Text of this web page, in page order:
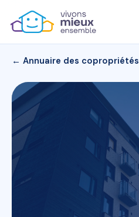
← Annuaire des copropriétés